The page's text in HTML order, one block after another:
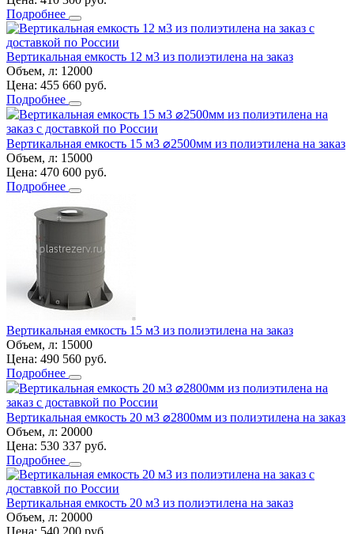
Подробнее
Вертикальная емкость 12 м3 из полиэтилена на заказ
Объем, л: 12000
Цена: 455 660 руб.
Подробнее
Вертикальная емкость 15 м3 ⌀2500мм из полиэтилена на заказ
Объем, л: 15000
Цена: 470 600 руб.
Подробнее
Вертикальная емкость 15 м3 из полиэтилена на заказ
Объем, л: 15000
Цена: 490 560 руб.
Подробнее
Вертикальная емкость 20 м3 ⌀2800мм из полиэтилена на заказ
Объем, л: 20000
Цена: 530 337 руб.
Подробнее
Вертикальная емкость 20 м3 из полиэтилена на заказ
Объем, л: 20000